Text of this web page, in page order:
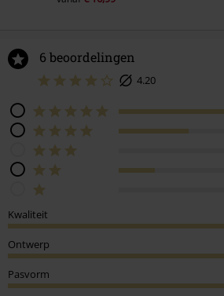
6 beoordelingen
4.20
Kwaliteit
Ontwerp
Pasvorm